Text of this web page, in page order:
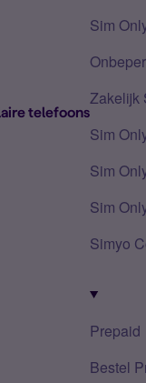
telefoons
Sim
Zakelijk
Sim
Sim
Sim
Simyo
Prepaid
Bestel